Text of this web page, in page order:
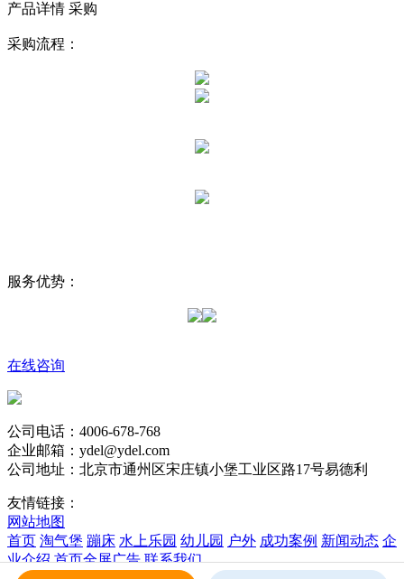
产品详情 采购
采购流程：
服务优势：
在线咨询
公司电话：4006-678-768
企业邮箱：ydel@ydel.com
公司地址：北京市通州区宋庄镇小堡工业区路17号易德利
友情链接：
网站地图
首页 淘气堡 蹦床 水上乐园 幼儿园 户外 成功案例 新闻动态 企
业介绍 首页全屏广告 联系我们